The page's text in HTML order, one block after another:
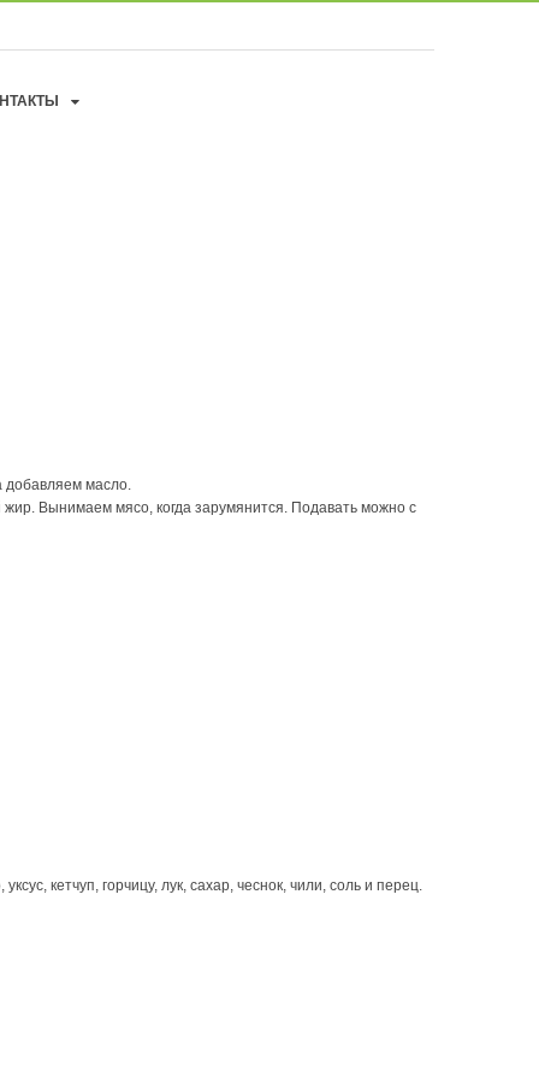
добавляем масло.
жир. Вынимаем мясо, когда зарумянится. Подавать можно с
кетчуп, горчицу, лук, сахар, чеснок, чили, соль и перец.